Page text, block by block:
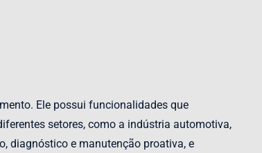
Ele possui funcionalidades que
setores, como a indústria automotiva,
diagnóstico e manutenção proativa, e